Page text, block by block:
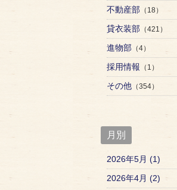
不動産部（18）
貸衣装部（421）
進物部（4）
採用情報 （1）
その他（354）
月別
2026年5月 (1)
2026年4月 (2)